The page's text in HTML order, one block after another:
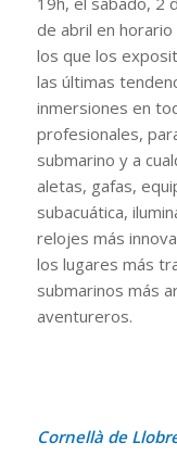
de abril en
los que los
las últimas
inmersiones en
profesionales,
submarino y a
aletas, gafas,
subacuática,
relojes más
los lugares más
submarinos más
aventureros.
Cornellà de